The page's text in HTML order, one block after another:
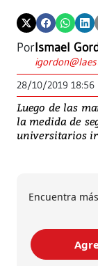
PorIsmael
28/10/2019 18:56
Luego de las
la medida de
universitarios
Encuentra